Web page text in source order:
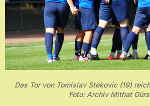
Das Tor von Tomislav Stekovic (19)
Foto: Archiv Mithat